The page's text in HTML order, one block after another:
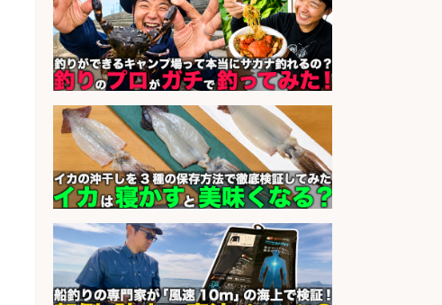
8月開始/釣り具メーカーでの営業ア
シスタントのお仕事/残業なし/即日
勤務可/営業事務/軽作業
会社名 株式会社パソナ
sponsored by 求人ボックス
和食, 日本料理・懐石料理/店長・店
長候補/ライブ感が満載!魚の価値を
上げ、食とエンタメで地域を元気に!
店長候補募集
会社名
魚と肴 いとおかし 魚と肴 いとお
かし